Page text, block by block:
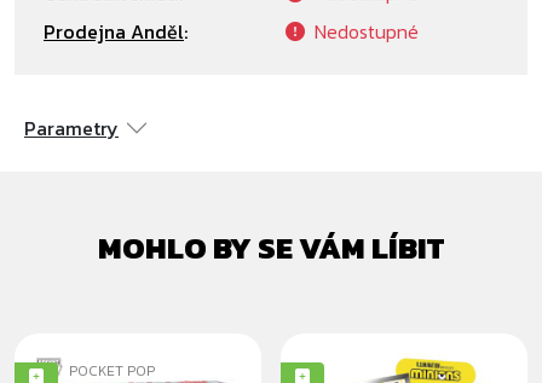
Prodejna Anděl: Nedostupné
Parametry
MOHLO BY SE VÁM LÍBIT
POCKET POP